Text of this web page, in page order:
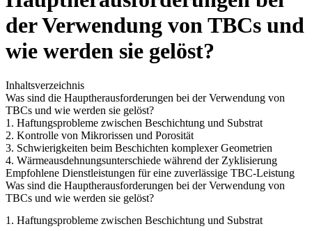
der Verwendung von TBCs und
wie werden sie gelöst?
Inhaltsverzeichnis
Was sind die Hauptherausforderungen bei der Verwendung von
TBCs und wie werden sie gelöst?
1. Haftungsprobleme zwischen Beschichtung und Substrat
2. Kontrolle von Mikrorissen und Porosität
3. Schwierigkeiten beim Beschichten komplexer Geometrien
4. Wärmeausdehnungsunterschiede während der Zyklisierung
Empfohlene Dienstleistungen für eine zuverlässige TBC-Leistung
Was sind die Hauptherausforderungen bei der Verwendung von
TBCs und wie werden sie gelöst?
1. Haftungsprobleme zwischen Beschichtung und Substrat